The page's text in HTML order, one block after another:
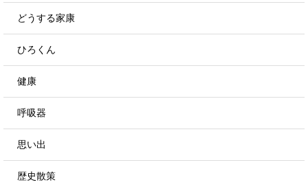
どうする家康
ひろくん
健康
呼吸器
思い出
歴史散策